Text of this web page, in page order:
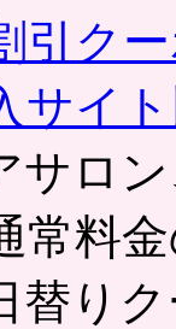
引ク
サイ
サロ
常料
替り